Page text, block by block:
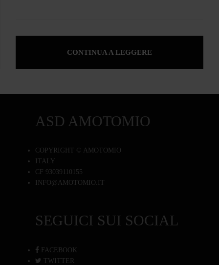
CONTINUA A LEGGERE
ASD AMOTOMIO
COPYRIGHT © AMOTOMIO
ITALY
CF 93039110155
INFO@AMOTOMIO.IT
SEGUICI SUI SOCIAL
FACEBOOK
TWITTER